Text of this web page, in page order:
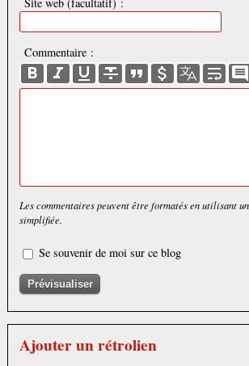
Commentaire :
Les commentaires peuvent être formatés en utilisant
simplifiée.
Se souvenir de moi sur ce blog
Ajouter un rétrolien